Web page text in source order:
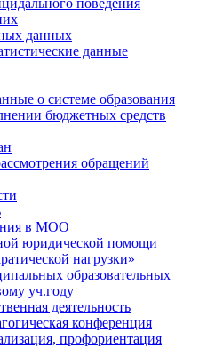
поведения
данных
данные
о системе образования
бюджетных средств
обращений
в МОО
юридической помощи
нагрузки»
образовательных
уч.году
деятельность
конференция
профориентация